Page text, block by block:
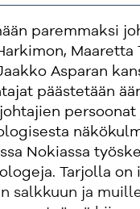
paremmaksi
Maaretta
Asparan
päästetään
Nokiassa
Tarjolla on
salkkuun ja